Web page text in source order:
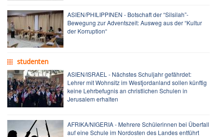
ASIEN/PHILIPPINEN - Botschaft der “Silsilah”-
Bewegung zur Adventszeit: Ausweg aus der “Kultur
der Korruption“
studenten
ASIEN/ISRAEL - Nächstes Schuljahr gefährdet:
Lehrer mit Wohnsitz im Westjordanland sollen künftig
keine Lehrbefugnis an christlichen Schulen in
Jerusalem erhalten
AFRIKA/NIGERIA - Mehrere Schülerinnen bei Überfall
auf eine Schule im Nordosten des Landes entführt